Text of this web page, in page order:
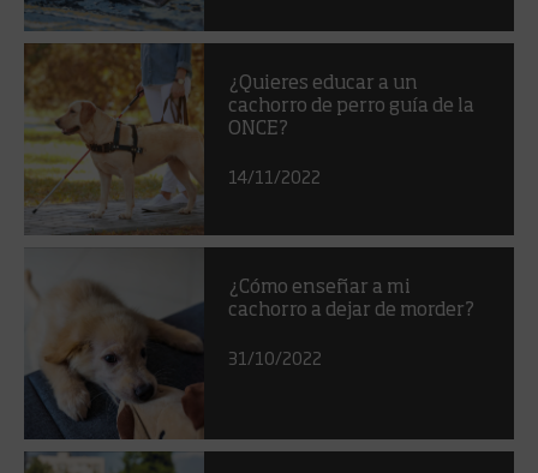
¿Quieres educar a un
cachorro de perro guía de la
ONCE?
14/11/2022
¿Cómo enseñar a mi
cachorro a dejar de morder?
31/10/2022